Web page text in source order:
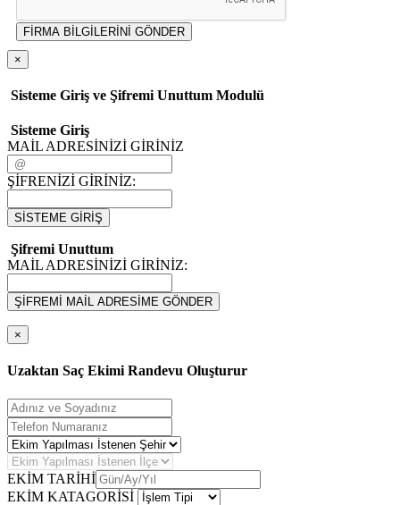
FİRMA BİLGİLERİNİ GÖNDER
×
Sisteme Giriş ve Şifremi Unuttum Modulü
Sisteme Giriş
MAİL ADRESİNİZİ GİRİNİZ
ŞİFRENİZİ GİRİNİZ:
SİSTEME GİRİŞ
Şifremi Unuttum
MAİL ADRESİNİZİ GİRİNİZ:
ŞİFREMİ MAİL ADRESİME GÖNDER
×
Uzaktan Saç Ekimi Randevu Oluşturur
EKİM TARİHİ
EKİM KATAGORİSİ